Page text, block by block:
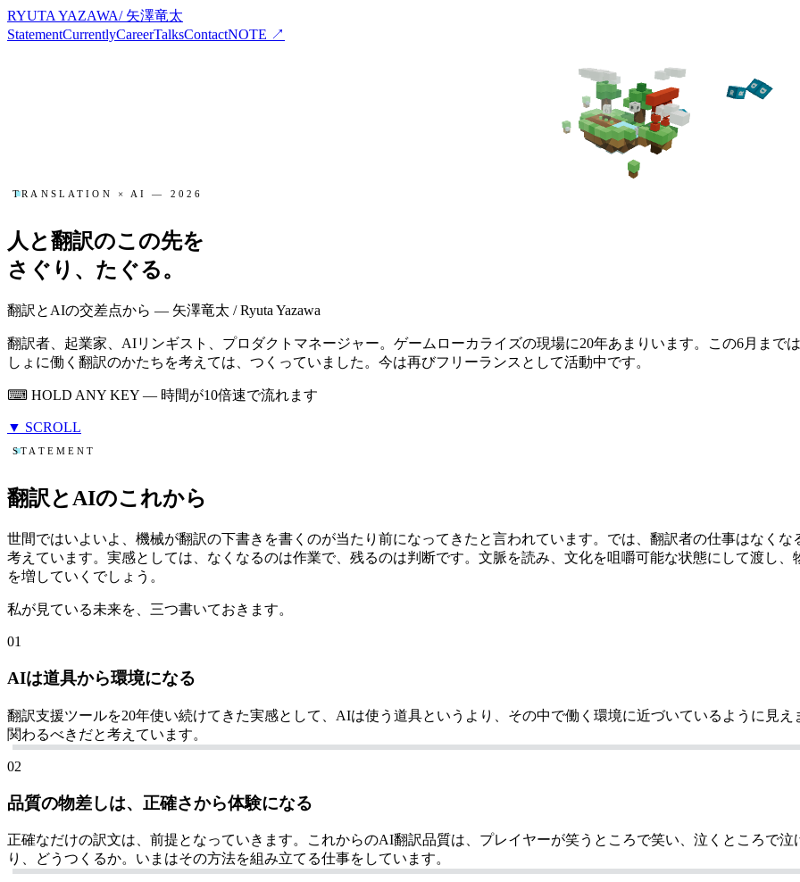
RYUTA YAZAWA/ 矢澤竜太
StatementCurrentlyCareerTalksContactNOTE ↗
TRANSLATION × AI — 2026
人と翻訳のこの先を
さぐり、たぐる。
翻訳とAIの交差点から — 矢澤竜太 / Ryuta Yazawa
翻訳者、起業家、AIリンギスト、プロダクトマネージャー。ゲームローカライズの現場に20年あまりいます。この6月ま
しょに働く翻訳のかたちを考えては、つくっていました。今は再びフリーランスとして活動中です。
⌨ HOLD ANY KEY — 時間が10倍速で流れます
▼ SCROLL
STATEMENT
翻訳とAIのこれから
世間ではいよいよ、機械が翻訳の下書きを書くのが当たり前になってきたと言われています。では、翻訳者の仕事はなく
考えています。実感としては、なくなるのは作業で、残るのは判断です。文脈を読み、文化を咀嚼可能な状態にして渡し
を増していくでしょう。
私が見ている未来を、三つ書いておきます。
01
AIは道具から環境になる
翻訳支援ツールを20年使い続けてきた実感として、AIは使う道具というより、その中で働く環境に近づいているように見
関わるべきだと考えています。
02
品質の物差しは、正確さから体験になる
正確なだけの訳文は、前提となっていきます。これからのAI翻訳品質は、プレイヤーが笑うところで笑い、泣くところで
り、どうつくるか。いまはその方法を組み立てる仕事をしています。